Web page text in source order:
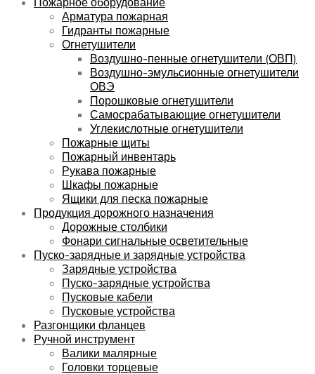
Арматура пожарная
Гидранты пожарные
Огнетушители
Воздушно-пенные огнетушители (ОВП)
Воздушно-эмульсионные огнетушители
ОВЭ
Порошковые огнетушители
Самосрабатывающие огнетушители
Углекислотные огнетушители
Пожарные щиты
Пожарный инвентарь
Рукава пожарные
Шкафы пожарные
Ящики для песка пожарные
Продукция дорожного назначения
Дорожные столбики
Фонари сигнальные осветительные
Пуско-зарядные и зарядные устройства
Зарядные устройства
Пуско-зарядные устройства
Пусковые кабели
Пусковые устройства
Разгонщики фланцев
Ручной инструмент
Валики малярные
Головки торцевые